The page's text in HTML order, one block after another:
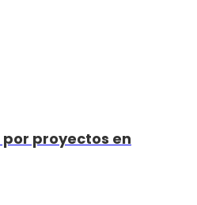
proyectos en